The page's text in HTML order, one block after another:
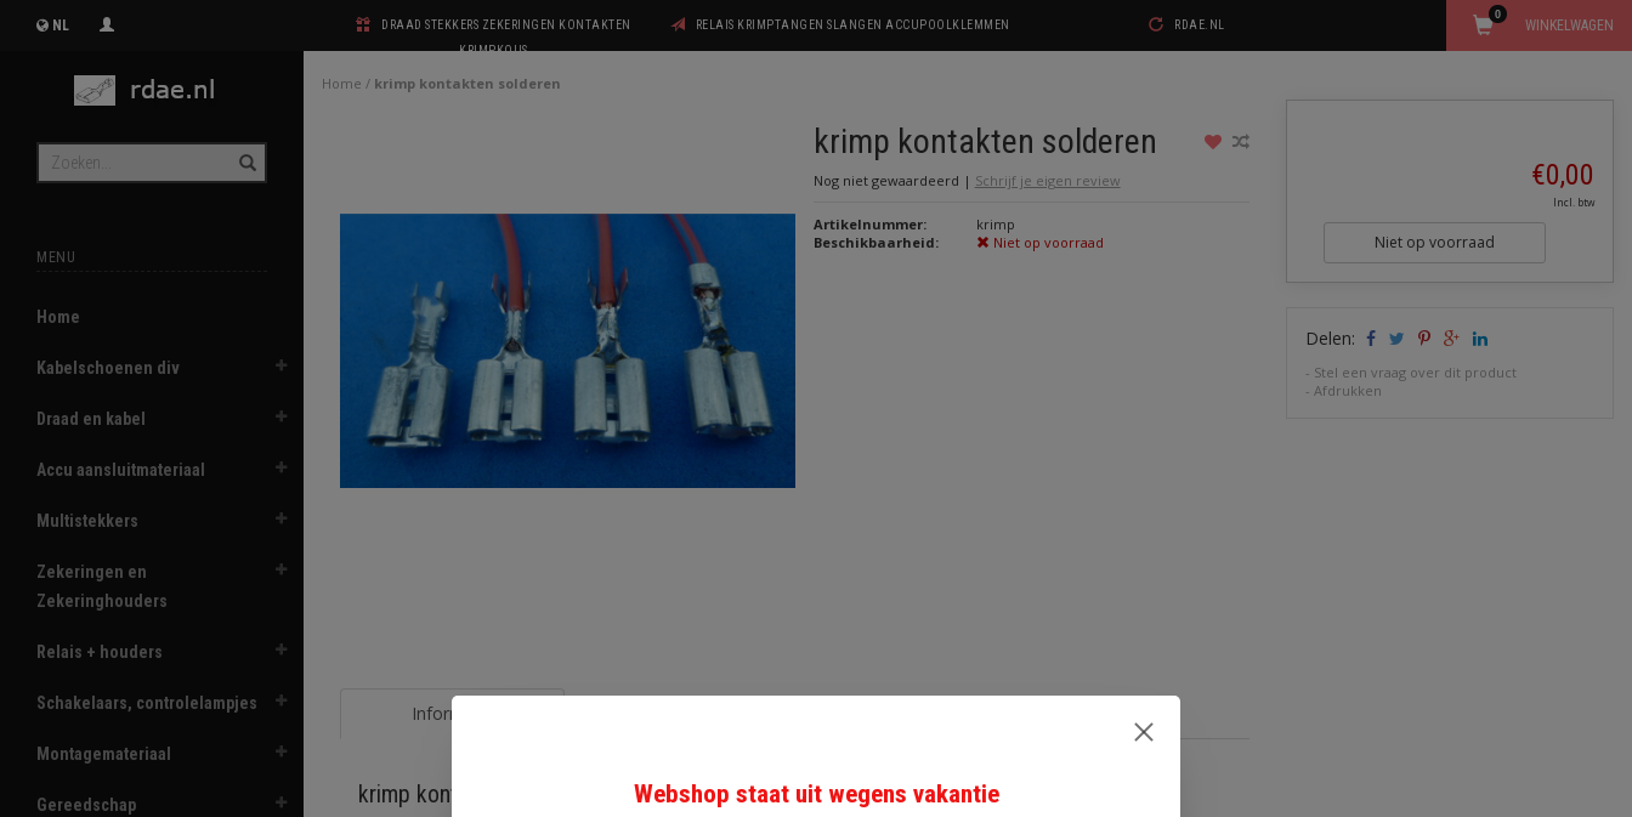
NL
DRAAD STEKKERS ZEKERINGEN KONTAKTEN
KRIMPKOUS
RELAIS KRIMPTANGEN SLANGEN ACCUPOOLKLEMMEN RDAE.NL WINKELWAGEN
0
MENU
Home
Kabelschoenen div
Draad en kabel
Accu aansluitmateriaal
Multistekkers
Zekeringen en
Zekeringhouders
Relais + houders
Schakelaars, controlelampjes
Montagemateriaal
Gereedschap
Home / krimp kontakten solderen
krimp kontakten solderen
Nog niet gewaardeerd | Schrijf je eigen review
Artikelnummer:
krimp
Beschikbaarheid:
Niet op voorraad
Informatie
krimp kontakten solderen
€0,00
Incl. btw
Niet op voorraad
Delen:
- Stel een vraag over dit product
-Afdrukken
Webshop staat uit wegens vakantie